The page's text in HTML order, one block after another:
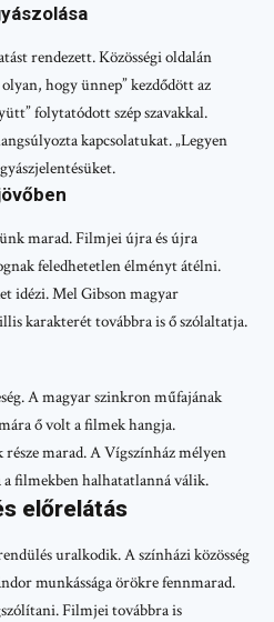
rendezett. Közösségi oldalán
hogy ünnep” kezdődött az
folytatódott szép szavakkal.
kapcsolatukat. „Legyen
marad. Filmjei újra és újra
feledhetetlen élményt átélni.
idézi. Mel Gibson magyar
karakterét továbbra is ő szólaltatja.
A magyar szinkron műfajának
ő volt a filmek hangja.
marad. A Vígszínház mélyen
filmekben halhatatlanná válik.
előrelátás
uralkodik. A színházi közösség
munkássága örökre fennmarad.
Filmjei továbbra is